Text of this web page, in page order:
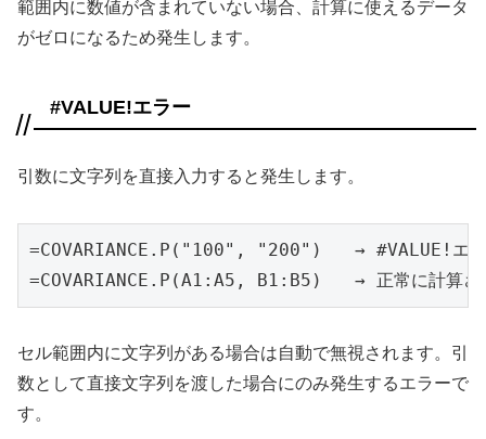
範囲内に数値が含まれていない場合、計算に使えるデータ
がゼロになるため発生します。
#VALUE!エラー
引数に文字列を直接入力すると発生します。
=COVARIANCE.P("100", "200")   → #VALUE!エ
=COVARIANCE.P(A1:A5, B1:B5)   → 正常に計算さ
セル範囲内に文字列がある場合は自動で無視されます。引
数として直接文字列を渡した場合にのみ発生するエラーで
す。